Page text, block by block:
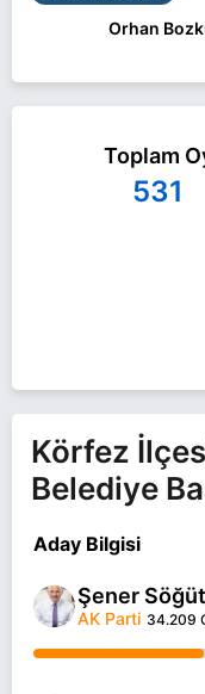
Orhan
adayı
fazla bilgi
Toplam
531
Körfez
Belediye
Aday Bilgisi
Şener Söğüt
AK Parti 34.209